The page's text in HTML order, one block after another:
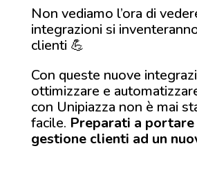
Non vediamo l’ora di
integrazioni si
clienti 💪
Con queste nuove
ottimizzare e
con Unipiazza non è mai
facile. Preparati a
gestione clienti ad un